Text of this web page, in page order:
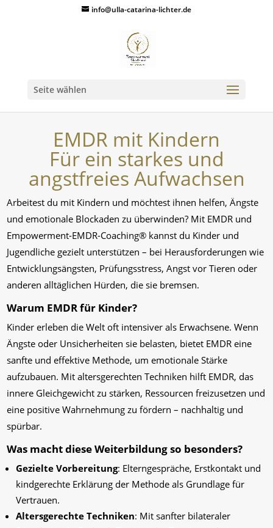
info@ulla-catarina-lichter.de
Seite wählen
EMDR mit Kindern
Für ein starkes und
angstfreies Aufwachsen
Arbeitest du mit Kindern und möchtest ihnen helfen, Ängste
und emotionale Blockaden zu überwinden? Mit EMDR und
Empowerment-EMDR-Coaching® kannst du Kinder und
Jugendliche gezielt unterstützen – bei Herausforderungen wie
Entwicklungsängsten, Prüfungsstress, Angst vor Tieren oder
anderen alltäglichen Hürden, die sie bremsen.
Warum EMDR für Kinder?
Kinder erleben die Welt oft intensiver als Erwachsene. Wenn
Ängste oder Unsicherheiten sie belasten, bietet EMDR eine
sanfte und effektive Methode, um emotionale Stärke
aufzubauen. Mit altersgerechten Techniken hilft EMDR, das
innere Gleichgewicht zu stärken, Ressourcen freizusetzen und
eine positive Wahrnehmung zu fördern – nachhaltig und
spürbar.
Was macht diese Weiterbildung so besonders?
Gezielte Vorbereitung: Elterngespräche, Erstkontakt und
kindgerechte Erklärung der Methode als Grundlage für
Vertrauen.
Altersgerechte Techniken: Mit sanfter bilateraler